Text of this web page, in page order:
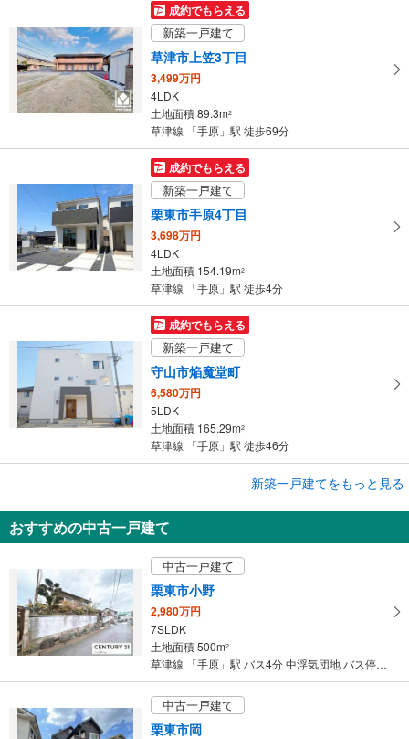
イ
ペ
ー
ジ
に
存
る
成約でもらえる
新築一戸建て
草津市上笠3丁目
3,499万円
4LDK
土地面積 89.3m2
草津線 「手原」駅 徒歩69分
成約でもらえる
新築一戸建て
栗東市手原4丁目
3,698万円
4LDK
土地面積 154.19m2
草津線 「手原」駅 徒歩4分
成約でもらえる
新築一戸建て
守山市焔魔堂町
6,580万円
5LDK
土地面積 165.29m2
草津線 「手原」駅 徒歩46分
守山市岡町
4LDK
土地面積 106.66m
草津線 「手原」駅 徒歩42分
新築一戸建てをもっと見る
おすすめの中古一戸建て
中古一戸建て
栗東市小野
2,980万円
7SLDK
土地面積 500m2
草津線 「手原」駅 バス4分 中浮気団地 バス停下車 徒歩5分
中古一戸建て
栗東市岡